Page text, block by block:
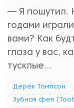
— Я пошутил.
годами
вами? Как
глаза у вас,
тусклые...
Дерек Томпсон
Зубная фея